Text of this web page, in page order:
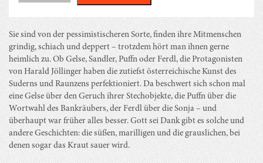
Sauerkraut
Menge
Sie sind von der pessimistischeren Sorte, finden ihre Mitmenschen
grindig, schiach und deppert – trotzdem hört man ihnen gerne
heimlich zu. Ob Gelse, Sandler, Puffn oder Ferdl, die Protagonisten
von Harald Jöllinger haben die zutiefst österreichische Kunst des
Suderns und Raunzens perfektioniert. Da beschwert sich schon mal
eine Gelse über den Geruch ihrer Stechobjekte, die Puffn über die
Wortwahl des Bankräubers, der Ferdl über die Sonja – und
überhaupt war früher alles besser. Gott sei Dank gibt es solche und
andere Geschichten: die süßen, marilligen und die grauslichen, bei
denen sogar das Kraut sauer wird.